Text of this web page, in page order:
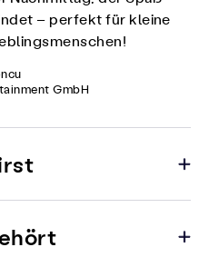
– perfekt für kleine
GmbH